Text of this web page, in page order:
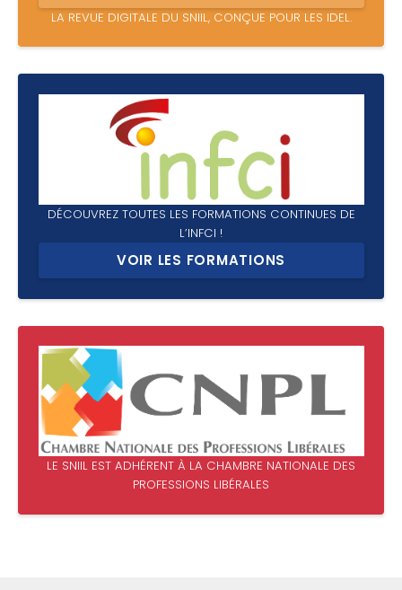
LA REVUE DIGITALE DU SNIIL, CONÇUE POUR LES IDEL.
DÉCOUVREZ TOUTES LES FORMATIONS CONTINUES DE
L’INFCI !
VOIR LES FORMATIONS
LE SNIIL EST ADHÉRENT À LA CHAMBRE NATIONALE DES
PROFESSIONS LIBÉRALES